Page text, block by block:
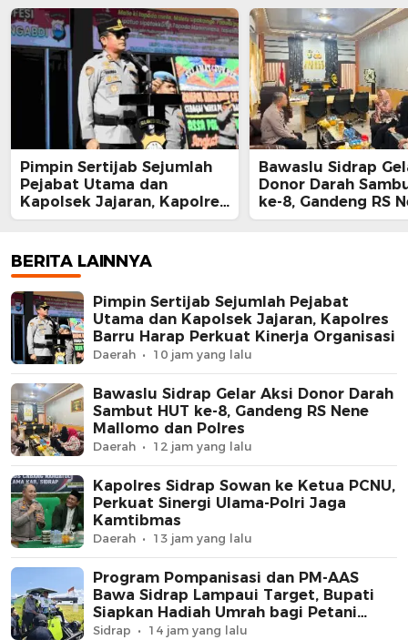
Pimpin Sertijab Sejumlah
Pejabat Utama dan
Kapolsek Jajaran, Kapolres
Barru Harap Perkuat
Bawaslu Sidrap
Donor Darah
ke-8, Gandeng RS
Mallomo dan
BERITA LAINNYA
Pimpin Sertijab Sejumlah Pejabat
Utama dan Kapolsek Jajaran, Kapolres
Barru Harap Perkuat Kinerja Organisasi
Daerah 10 jam yang lalu
Bawaslu Sidrap Gelar Aksi Donor Darah
Sambut HUT ke-8, Gandeng RS Nene
Mallomo dan Polres
Daerah 12 jam yang lalu
Kapolres Sidrap Sowan ke Ketua PCNU,
Perkuat Sinergi Ulama-Polri Jaga
Kamtibmas
Daerah 13 jam yang lalu
Program Pompanisasi dan PM-AAS
Bawa Sidrap Lampaui Target, Bupati
Siapkan Hadiah Umrah bagi Petani
Berprestasi
Sidrap 14 jam yang lalu